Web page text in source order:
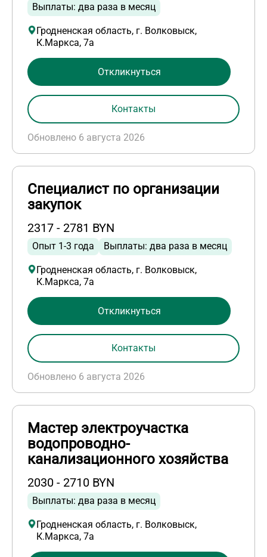
Выплаты: два раза в месяц
Гродненская область, г. Волковыск,
К.Маркса, 7а
Обновлено 6 августа 2026
Откликнуться
Контакты
Специалист по организации
закупок
2317 - 2781 BYN
Опыт 1-3 года Выплаты: два раза в месяц
Гродненская область, г. Волковыск,
К.Маркса, 7а
Обновлено 6 августа 2026
Откликнуться
Контакты
Мастер электроучастка
водопроводно-
канализационного хозяйства
2030 - 2710 BYN
Выплаты: два раза в месяц
Гродненская область, г. Волковыск,
К.Маркса, 7а